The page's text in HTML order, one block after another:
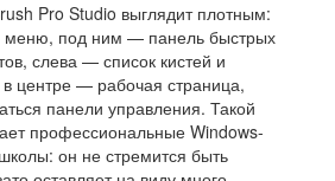
Pro Studio выглядит плотным:
меню, под ним — панель быстрых
слева — список кистей и
центре — рабочая страница,
панели управления. Такой
профессиональные Windows-
он не стремится быть